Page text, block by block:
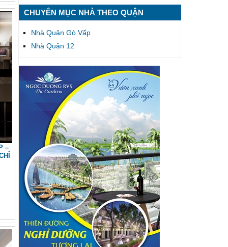
–
CHUYÊN MỤC NHÀ THEO QUẬN
Nhà Quận Gò Vấp
Nhà Quận 12